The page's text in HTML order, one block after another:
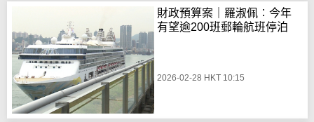
財政預算案｜羅淑佩︰今年
有望逾200班郵輪航班停泊
2026-02-28 HKT 10:15